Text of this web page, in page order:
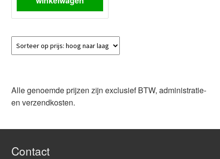
Alle genoemde prijzen zijn exclusief BTW, administratie-
en verzendkosten.
Contact